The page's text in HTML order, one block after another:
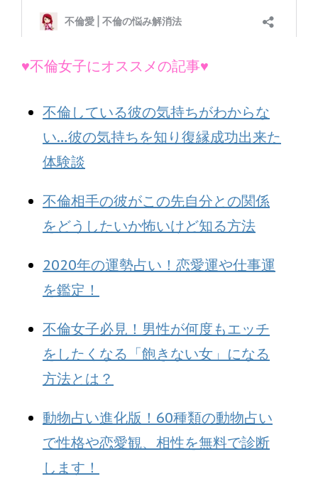
♥不倫女子にオススメの記事♥
不倫している彼の気持ちがわからな
い…彼の気持ちを知り復縁成功出来た
体験談
不倫相手の彼がこの先自分との関係
をどうしたいか怖いけど知る方法
2020年の運勢占い！恋愛運や仕事運
を鑑定！
不倫女子必見！男性が何度もエッチ
をしたくなる「飽きない女」になる
方法とは？
動物占い進化版！60種類の動物占い
で性格や恋愛観、相性を無料で診断
します！